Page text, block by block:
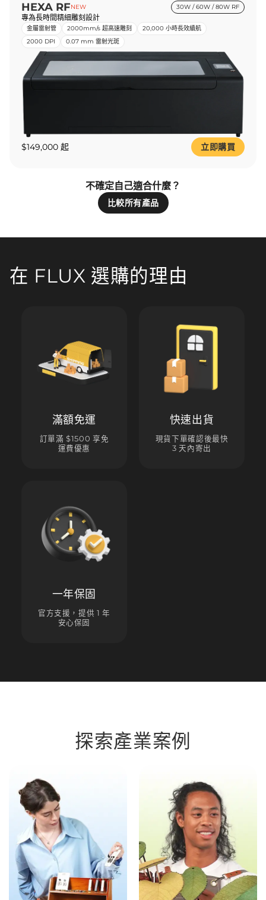
HEXA RFNEW 30W / 60W / 80W RF
專為長時間精細雕刻設計
金屬雷射管 2000mm/s 超高速雕刻
20,000 小時長效續航
2000 DPI
0.07 mm 雷射光斑
$149,000 起 立即購買
不確定自己適合什麼？
比較所有產品
在 FLUX 選購的理由
滿額免運
訂單滿 $1500 享免
運費優惠
快速出貨
現貨下單確認後最快
3 天內寄出
一年保固
官方支援，提供 1 年
安心保固
探索產業案例